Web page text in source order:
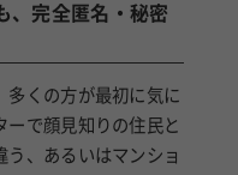
多くの方が最初に気に
ーで顔見知りの住民と
う、あるいはマンショ
出会う――そういった